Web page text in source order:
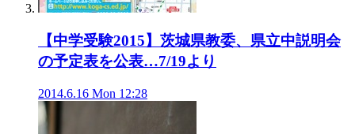
【中学受験2015】茨城県教委、県立中説明会
の予定表を公表…7/19より
2014.6.16 Mon 12:28